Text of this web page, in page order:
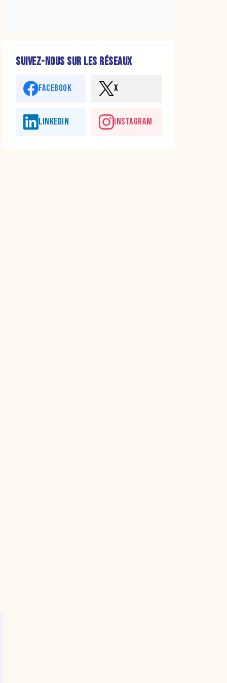
SUIVEZ-NOUS SUR LES RÉSEAUX
FACEBOOK X
LINKEDIN INSTAGRAM